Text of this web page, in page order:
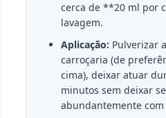
cerca de **20 ml por
lavagem.
Aplicação: Pulverizar
carroçaria (de
cima), deixar atuar
minutos sem deixar
abundantemente com